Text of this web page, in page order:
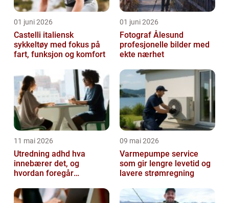
01 juni 2026
Castelli italiensk
sykkeltøy med fokus på
fart, funksjon og komfort
01 juni 2026
Fotograf Ålesund
profesjonelle bilder med
ekte nærhet
11 mai 2026
Utredning adhd hva
innebærer det, og
hvordan foregår
09 mai 2026
Varmepumpe service
som gir lengre levetid og
lavere strømregning